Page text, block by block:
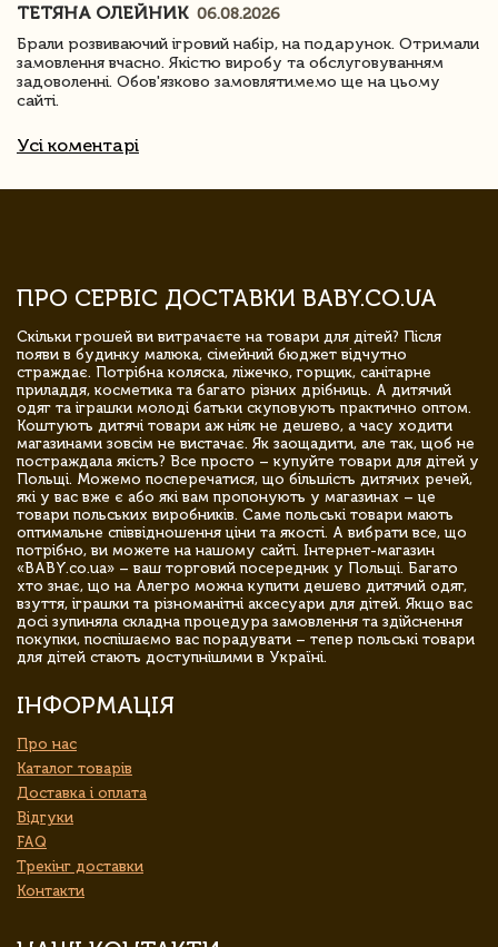
ТЕТЯНА ОЛЕЙНИК 06.08.2026
Брали розвиваючий ігровий набір, на подарунок. Отримали
замовлення вчасно. Якістю виробу та обслуговуванням
задоволенні. Обов'язково замовлятимемо ще на цьому
сайті.
Усі коментарі
ПРО СЕРВІС ДОСТАВКИ BABY.CO.UA
Скільки грошей ви витрачаєте на товари для дітей? Після
появи в будинку малюка, сімейний бюджет відчутно
страждає. Потрібна коляска, ліжечко, горщик, санітарне
приладдя, косметика та багато різних дрібниць. А дитячий
одяг та іграшки молоді батьки скуповують практично оптом.
Коштують дитячі товари аж ніяк не дешево, а часу ходити
магазинами зовсім не вистачає. Як заощадити, але так, щоб не
постраждала якість? Все просто – купуйте товари для дітей у
Польщі. Можемо посперечатися, що більшість дитячих речей,
які у вас вже є або які вам пропонують у магазинах – це
товари польських виробників. Саме польські товари мають
оптимальне співвідношення ціни та якості. А вибрати все, що
потрібно, ви можете на нашому сайті. Інтернет-магазин
«BABY.co.ua» – ваш торговий посередник у Польщі. Багато
хто знає, що на Алегро можна купити дешево дитячий одяг,
взуття, іграшки та різноманітні аксесуари для дітей. Якщо вас
досі зупиняла складна процедура замовлення та здійснення
покупки, поспішаємо вас порадувати – тепер польські товари
для дітей стають доступнішими в Україні.
ІНФОРМАЦІЯ
Про нас
Каталог товарів
Доставка і оплата
Відгуки
FAQ
Трекінг доставки
Контакти